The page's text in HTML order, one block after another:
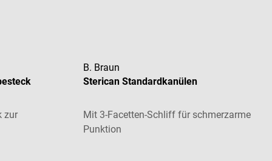
zur
B. Braun
Sterican Standardkanülen
Mit 3-Facetten-Schliff für schmerzarme
Punktion